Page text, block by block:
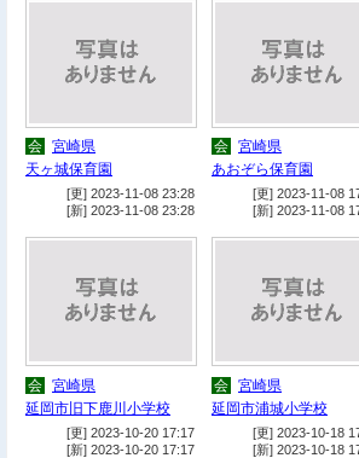
会 宮崎県
天ヶ城保育園
[更] 2023-11-08 23:28
[新] 2023-11-08 23:28
会 宮崎県
あおぞら保育園
[更] 2023-11-08
[新] 2023-11-08
会 宮崎県
延岡市旧下鹿川小学校
[更] 2023-10-20 17:17
[新] 2023-10-20 17:17
会 宮崎県
延岡市浦城小学校
[更] 2023-10-18
[新] 2023-10-18